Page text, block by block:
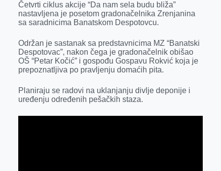
b
o
k
e
n
e
r
e
d
n
r
s
A
p
l
Četvrti ciklus akcije “Da nam sela budu bliža”
nastavljena je posetom gradonačelnika Zrenjanina
sa saradnicima Banatskom Despotovcu.
Održan je sastanak sa predstavnicima MZ “Banatski
Despotovac”, nakon čega je gradonačelnik obišao
OŠ “Petar Kočić” i gospođu Gospavu Rokvić koja je
prepoznatljiva po pravljenju domaćih pita.
Planiraju se radovi na uklanjanju divlje deponije i
uređenju određenih pešačkih staza.